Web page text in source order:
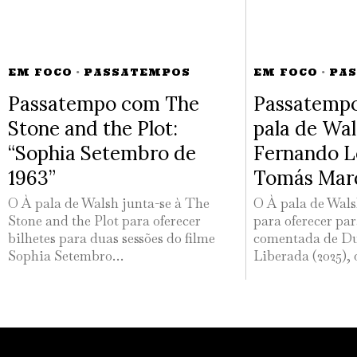
EM FOCO · PASSATEMPOS
Passatempo com The
Stone and the Plot:
“Sophia Setembro de
1963”
O À pala de Walsh junta-se à The
Stone and the Plot para oferecer
bilhetes para duas sessões do filme
Sophia Setembro…
EM FOCO ·
pala de
Fernando
Tomás
O À pala de
para oferecer
comentada de
Liberada